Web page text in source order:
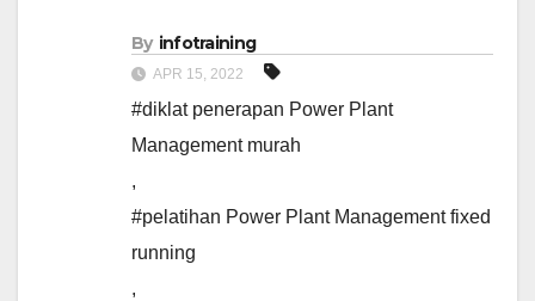
By infotraining
APR 15, 2022
#diklat penerapan Power Plant
Management murah
,
#pelatihan Power Plant Management fixed
running
,